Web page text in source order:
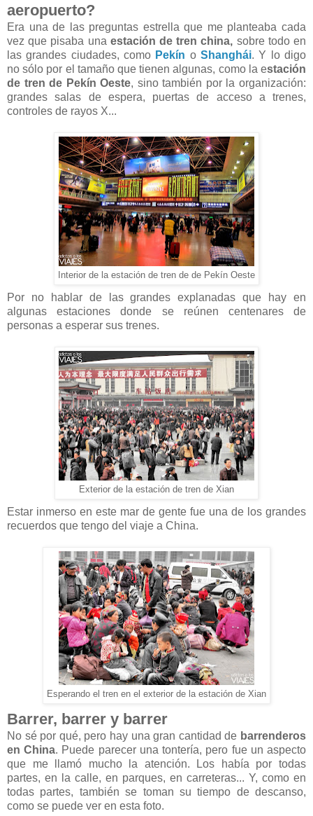
aeropuerto?
Era una de las preguntas estrella que me planteaba cada
vez que pisaba una estación de tren china, sobre todo en
las grandes ciudades, como Pekín oShanghái. Y lo digo
no sólo por el tamaño que tienen algunas, como la estación
de tren de Pekín Oeste, sino también por la organización:
grandes salas de espera, puertas de acceso a trenes,
controles de rayos X...
Interior de la estación de tren de de Pekín Oeste
Por no hablar de las grandes explanadas que hay en
algunas estaciones donde se reúnen centenares de
personas a esperar sus trenes.
Exterior de la estación de tren de Xian
Estar inmerso en este mar de gente fue una de los grandes
recuerdos que tengo del viaje a China.
Esperando el tren en el exterior de la estación de Xian
Barrer, barrer y barrer
No sé por qué, pero hay una gran cantidad de barrenderos
en China. Puede parecer una tontería, pero fue un aspecto
que me llamó mucho la atención. Los había por todas
partes, en la calle, en parques, en carreteras... Y, como en
todas partes, también se toman su tiempo de descanso,
como se puede ver en esta foto.